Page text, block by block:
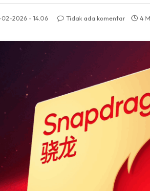
2026 - 14.06 Tidak ada komentar 4